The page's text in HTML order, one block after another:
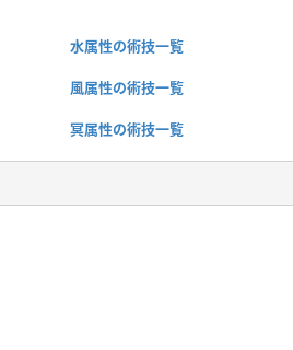
水属性の術技一覧
風属性の術技一覧
冥属性の術技一覧